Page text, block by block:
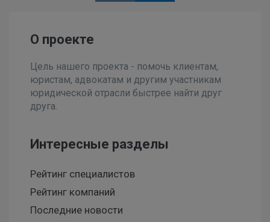
О проекте
Цель нашего проекта - помочь клиентам,
юристам, адвокатам и другим участникам
юридической отрасли быстрее найти друг
друга.
Интересные разделы
Рейтинг специалистов
Рейтинг компаний
Последние новости